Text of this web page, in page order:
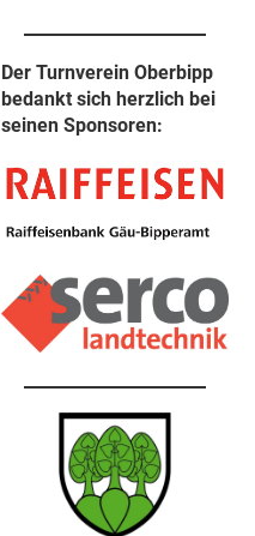
Der Turnverein Oberbipp
bedankt sich herzlich bei
seinen Sponsoren: